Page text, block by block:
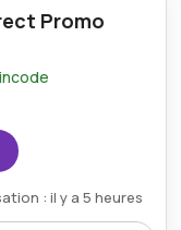
Promo
: il y a 5 heures